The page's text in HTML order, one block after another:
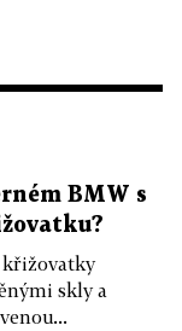
BMW s
křižovatky
skly a